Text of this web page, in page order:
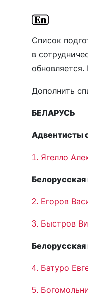
Список
в
Дополнить
БЕЛАРУСЬ
Адвентисты
1. Ягелло
Белорусская
2. Егоров
3. Быстров
Белорусская
4. Батуро
5.